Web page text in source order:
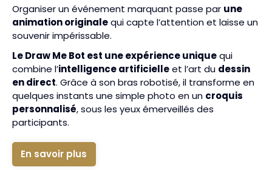
Organiser un événement marquant passe par une
animation originalequi capte l’attention et laisse un
souvenir impérissable.
Le Draw Me Bot est une expérience uniquequi
combine l’intelligence artificielleet l’art du dessin
en direct. Grâce à son bras robotisé, il transforme en
quelques instants une simple photo en un croquis
personnalisé, sous les yeux émerveillés des
participants.
En savoir plus